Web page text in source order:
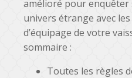
amélioré pour enquêter
univers étrange avec
d’équipage de votre
sommaire :
Toutes les règles